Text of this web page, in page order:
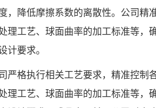
，降低摩擦系数的离散性。公司精
理工艺、球面曲率的加工标准等，
计要求。
严格执行相关工艺要求，精准控制
理工艺、球面曲率的加工标准等，